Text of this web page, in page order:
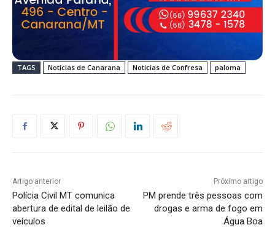
TAGS Noticias de Canarana Noticias de Confresa paloma
Artigo anterior
Polícia Civil MT comunica
abertura de edital de leilão de
veículos
Próximo artigo
PM prende três pessoas com
drogas e arma de fogo em
Água Boa